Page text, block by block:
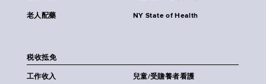
老人配藥 NY State of Health
税收抵免
工作收入 兒童/受贍養者看護